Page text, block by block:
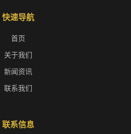
快速导航
首页
关于我们
新闻资讯
联系我们
联系信息